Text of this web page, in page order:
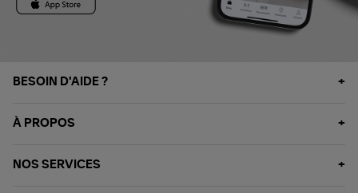
BESOIN D'AIDE ?
À PROPOS
NOS SERVICES